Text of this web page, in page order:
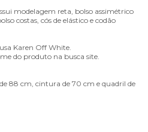
modelagem reta, bolso assimétrico
costas, cós de elástico e codão
Karen Off White.
do produto na busca site.
88 cm, cintura de 70 cm e quadril de